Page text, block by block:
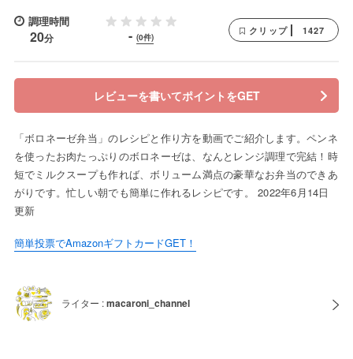
調理時間
20分 - (0件)
クリップ 1427
レビューを書いてポイントをGET
「ボロネーゼ弁当」のレシピと作り方を動画でご紹介します。ペンネ
を使ったお肉たっぷりのボロネーゼは、なんとレンジ調理で完結！時
短でミルクスープも作れば、ボリューム満点の豪華なお弁当のできあ
がりです。忙しい朝でも簡単に作れるレシピです。 2022年6月14日
更新
簡単投票でAmazonギフトカードGET！
ライター :macaroni_channel